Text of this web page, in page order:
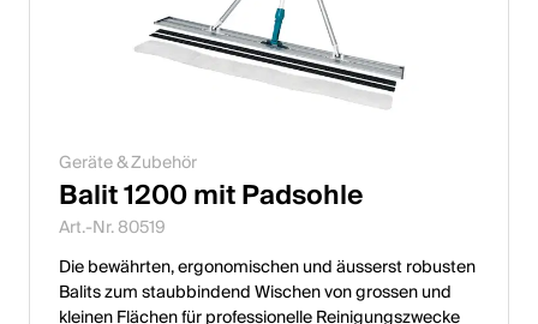
Geräte & Zubehör
Balit 1200 mit Padsohle
Art.-Nr. 80519
Die bewährten, ergonomischen und äusserst robusten
Balits zum staubbindend Wischen von grossen und
kleinen Flächen für professionelle Reinigungszwecke